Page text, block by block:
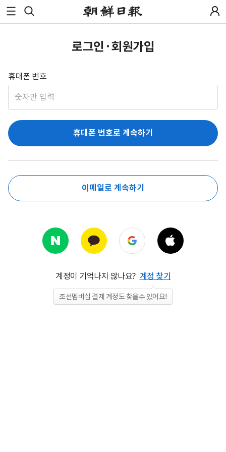
로그인·회원가입
휴대폰 번호
휴대폰 번호로 계속하기
이메일로 계속하기
계정이 기억나지 않나요? 계정 찾기
조선멤버십 결제 계정도 찾을수 있어요!